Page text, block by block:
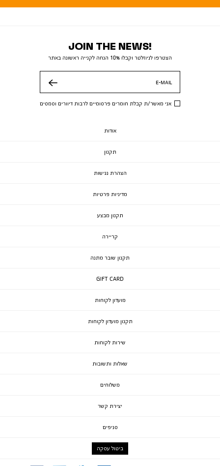
JOIN THE NEWS!
הצטרפו לניוזלטר וקבלו 10% הנחה לקנייה ראשונה באתר
E-MAIL
אני מאשר/ת קבלת חומרים פרסומיים לרבות דיוורים וסמסים
אודות
תקנון
הצהרת נגישות
מדיניות פרטיות
תקנון מבצע
קריירה
תקנון שובר מתנה
GIFT CARD
מועדון לקוחות
תקנון מועדון לקוחות
שירות לקוחות
שאלות ותשובות
משלוחים
יצירת קשר
סניפים
ביטול עסקה